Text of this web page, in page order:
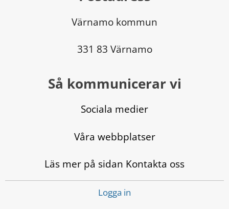
Värnamo kommun
331 83 Värnamo
Så kommunicerar vi
Sociala medier
Våra webbplatser
Läs mer på sidan Kontakta oss
Logga in